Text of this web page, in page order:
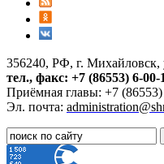
356240, РФ, г. Михайловск,
тел., факс: +7 (86553) 6-00-
Приёмная главы: +7
Эл. почта: